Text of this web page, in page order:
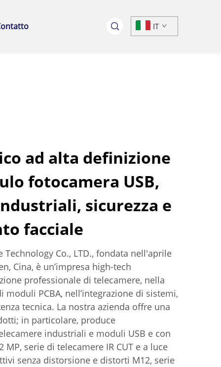
IT
ad alta definizione
fotocamera USB,
sicurezza e
facciale
Technology Co., LTD., fondata nell'aprile
Cina, è un’impresa high-tech
professionale di telecamere, nella
PCBA, nell’integrazione di sistemi,
tecnica. La nostra azienda offre una
in particolare, produce
industriali e moduli USB e con
MP, serie di telecamere IR CUT e a luce
senza distorsione e distorti M12, serie